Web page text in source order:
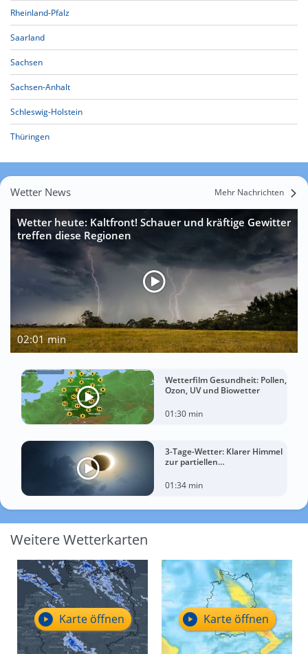
Rheinland-Pfalz
Saarland
Sachsen
Sachsen-Anhalt
Schleswig-Holstein
Thüringen
Wetter News Mehr Nachrichten
Wetter heute: Kaltfront! Schauer und kräftige Gewitter
treffen diese Regionen
02:01 min
Wetterfilm Gesundheit: Pollen,
Ozon, UV und Biowetter
01:30 min
3-Tage-Wetter: Klarer Himmel
zur partiellen
Mittwoch?
01:34 min
Weitere Wetterkarten
Karte öffnen Karte öffnen